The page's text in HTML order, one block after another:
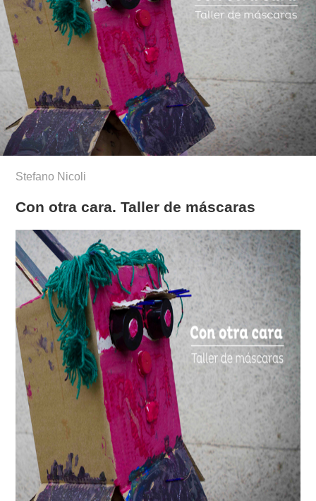
Stefano Nicoli
Con otra cara. Taller de máscaras